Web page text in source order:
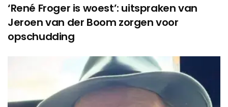
‘René Froger is woest’: uitspraken van
Jeroen van der Boom zorgen voor
opschudding